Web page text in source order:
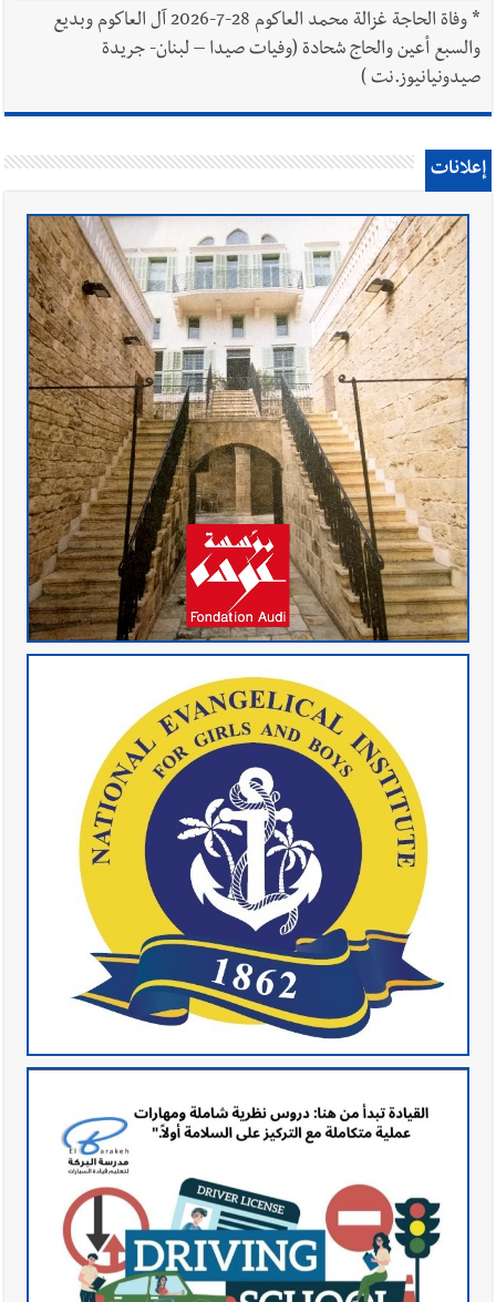
*
وفاة الحاجة غزالة محمد العاكوم 28-7-2026 آل العاكوم وبديع
والسبع أعين والحاج شحادة (وفيات صيدا – لبنان- جريدة
صيدونيانيوز.نت )
إعلانات